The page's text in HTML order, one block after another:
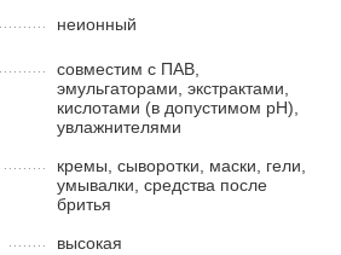
неионный
совместим с ПАВ,
эмульгаторами, экстрактами,
кислотами (в допустимом pH),
увлажнителями
кремы, сыворотки, маски, гели,
умывалки, средства после
бритья
высокая